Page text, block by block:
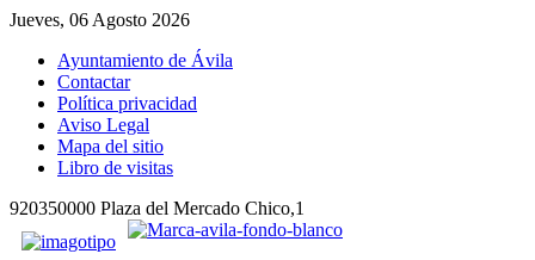
Jueves, 06 Agosto 2026
Ayuntamiento de Ávila
Contactar
Política privacidad
Aviso Legal
Mapa del sitio
Libro de visitas
920350000 Plaza del Mercado Chico,1